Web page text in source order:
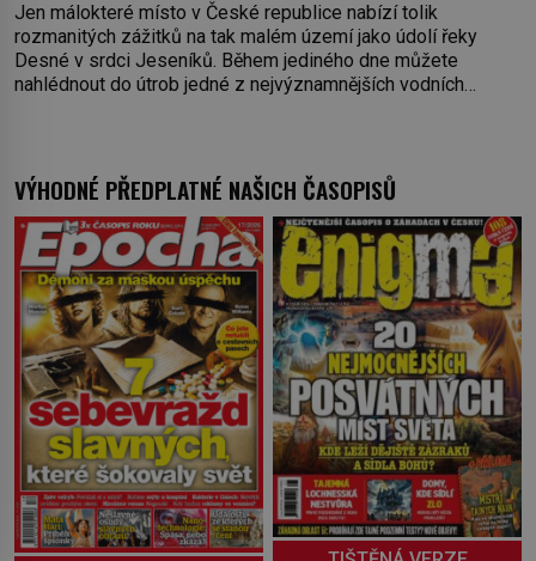
Jen málokteré místo v České republice nabízí tolik
rozmanitých zážitků na tak malém území jako údolí řeky
Desné v srdci Jeseníků. Během jediného dne můžete
nahlédnout do útrob jedné z nejvýznamnějších vodních
VÝHODNÉ PŘEDPLATNÉ NAŠICH ČASOPISŮ